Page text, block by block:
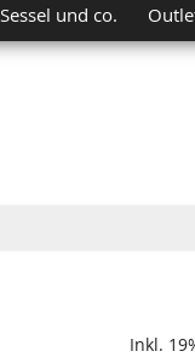
und co.
Inkl.